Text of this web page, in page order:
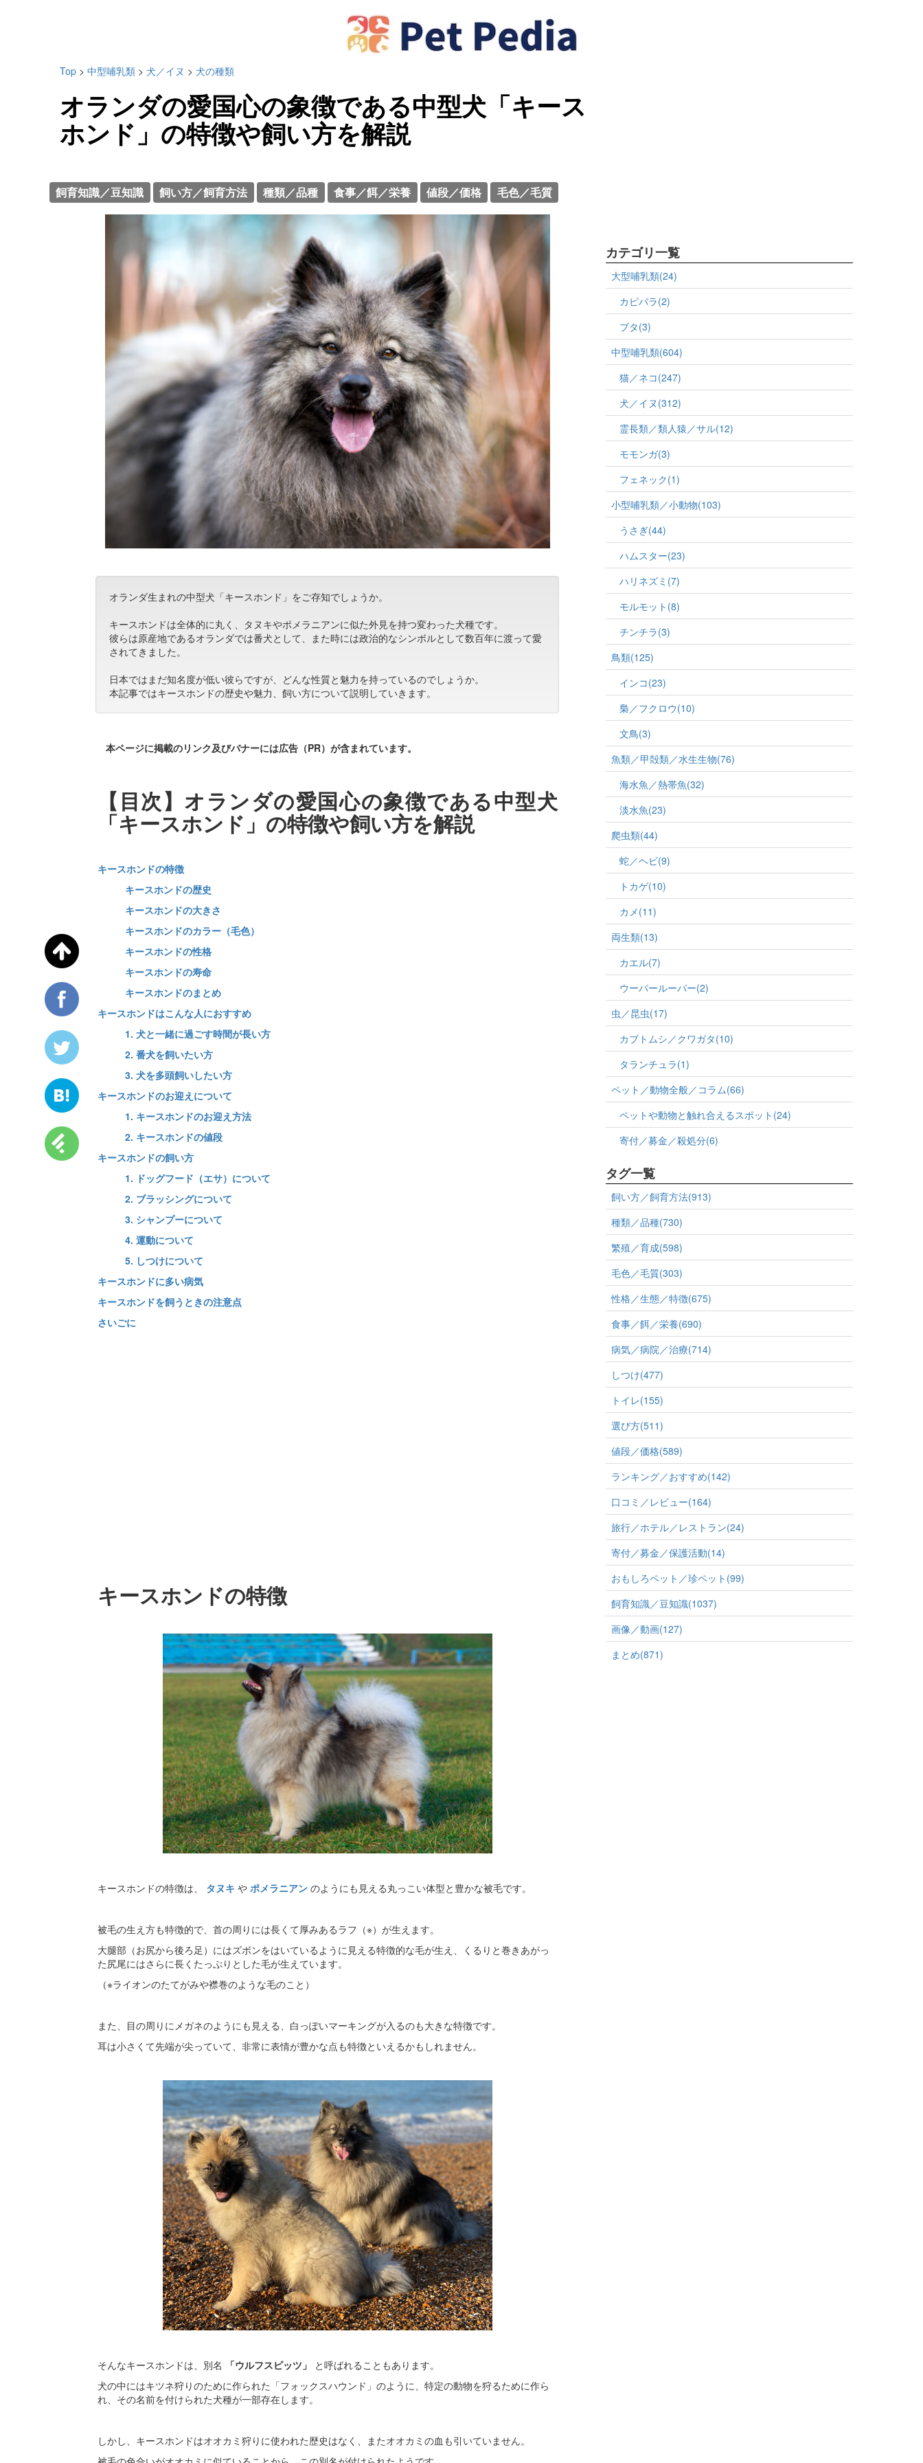
Top > 中型哺乳類 > 犬／イヌ > 犬の種類
オランダの愛国心の象徴である中型犬「キース
ホンド」の特徴や飼い方を解説
飼育知識／豆知識 飼い方／飼育方法 種類／品種 食事／餌／栄養 値段／価格 毛色／毛質
オランダ生まれの中型犬「キースホンド」をご存知でしょうか。
キースホンドは全体的に丸く、タヌキやポメラニアンに似た外見を持つ変わった犬種です。
彼らは原産地であるオランダでは番犬として、また時には政治的なシンボルとして数百年に渡って愛
されてきました。
日本ではまだ知名度が低い彼らですが、どんな性質と魅力を持っているのでしょうか。
本記事ではキースホンドの歴史や魅力、飼い方について説明していきます。
本ページに掲載のリンク及びバナーには広告（PR）が含まれています。
【目次】オランダの愛国心の象徴である中型犬
「キースホンド」の特徴や飼い方を解説
キースホンドの特徴
キースホンドの歴史
キースホンドの大きさ
キースホンドのカラー（毛色）
キースホンドの性格
キースホンドの寿命
キースホンドのまとめ
キースホンドはこんな人におすすめ
1. 犬と一緒に過ごす時間が長い方
2. 番犬を飼いたい方
3. 犬を多頭飼いしたい方
キースホンドのお迎えについて
1. キースホンドのお迎え方法
2. キースホンドの値段
キースホンドの飼い方
1. ドッグフード（エサ）について
2. ブラッシングについて
3. シャンプーについて
4. 運動について
5. しつけについて
キースホンドに多い病気
キースホンドを飼うときの注意点
さいごに
キースホンドの特徴
キースホンドの特徴は、 タヌキ や ポメラニアン のようにも見える丸っこい体型と豊かな被毛です。
被毛の生え方も特徴的で、首の周りには長くて厚みあるラフ（※）が生えます。
大腿部（お尻から後ろ足）にはズボンをはいているように見える特徴的な毛が生え、くるりと巻きあがっ
た尻尾にはさらに長くたっぷりとした毛が生えています。
（※ライオンのたてがみや襟巻のような毛のこと）
また、目の周りにメガネのようにも見える、白っぽいマーキングが入るのも大きな特徴です。
耳は小さくて先端が尖っていて、非常に表情が豊かな点も特徴といえるかもしれません。
そんなキースホンドは、別名 「ウルフスピッツ」
と呼ばれることもあります。
犬の中にはキツネ狩りのために作られた「フォックスハウンド」のように、特定の動物を狩るために作ら
れ、その名前を付けられた犬種が一部存在します。
しかし、キースホンドはオオカミ狩りに使われた歴史はなく、またオオカミの血も引いていません。
カテゴリ一覧
大型哺乳類(24)
カピバラ(2)
ブタ(3)
中型哺乳類(604)
猫／ネコ(247)
犬／イヌ(312)
霊長類／類人猿／サル(12)
モモンガ(3)
フェネック(1)
小型哺乳類／小動物(103)
うさぎ(44)
ハムスター(23)
ハリネズミ(7)
モルモット(8)
チンチラ(3)
鳥類(125)
インコ(23)
梟／フクロウ(10)
文鳥(3)
魚類／甲殻類／水生生物(76)
海水魚／熱帯魚(32)
淡水魚(23)
爬虫類(44)
蛇／ヘビ(9)
トカゲ(10)
カメ(11)
両生類(13)
カエル(7)
ウーパールーパー(2)
虫／昆虫(17)
カブトムシ／クワガタ(10)
タランチュラ(1)
ペット／動物全般／コラム(66)
ペットや動物と触れ合えるスポット(24)
寄付／募金／殺処分(6)
タグ一覧
飼い方／飼育方法(913)
種類／品種(730)
繁殖／育成(598)
毛色／毛質(303)
性格／生態／特徴(675)
食事／餌／栄養(690)
病気／病院／治療(714)
しつけ(477)
トイレ(155)
選び方(511)
値段／価格(589)
ランキング／おすすめ(142)
口コミ／レビュー(164)
旅行／ホテル／レストラン(24)
寄付／募金／保護活動(14)
おもしろペット／珍ペット(99)
飼育知識／豆知識(1037)
画像／動画(127)
まとめ(871)